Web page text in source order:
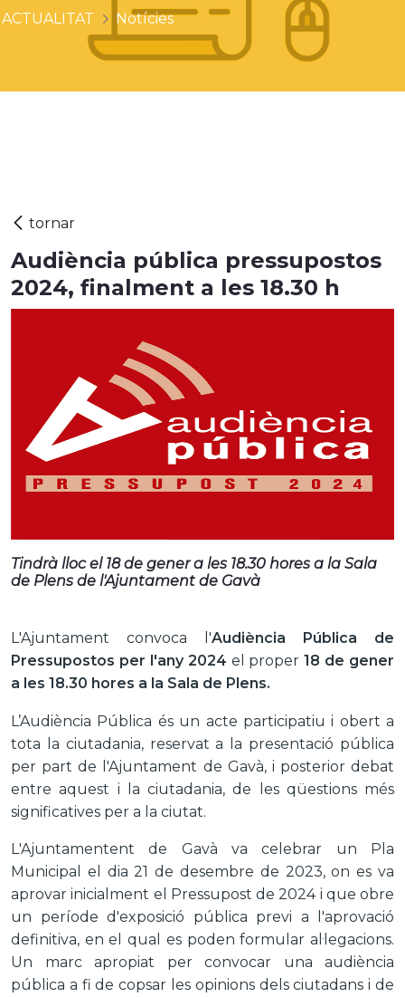
ACTUALITAT Notícies
Audiència pública pressupostos
2024, finalment a les 18.30 h
Tindrà lloc el 18 de gener a les 18.30 hores a la Sala
de Plens de l'Ajuntament de Gavà
L'Ajuntament convoca l'Audiència Pública de
Pressupostos per l'any 2024 el proper18 de gener
a les 18.30 hores a la Sala de Plens.
L’Audiència Pública és un acte participatiu i obert a
tota la ciutadania, reservat a la presentació pública
per part de l'Ajuntament de Gavà, i posterior debat
entre aquest i la ciutadania, de les qüestions més
significatives per a la ciutat.
L'Ajuntamentent de Gavà va celebrar un Pla
Municipal el dia 21 de desembre de 2023, on es va
aprovar inicialment el Pressupost de 2024 i que obre
un període d'exposició pública previ a l'aprovació
definitiva, en el qual es poden formular al·legacions.
Un marc apropiat per convocar una audiència
pública a fi de copsar les opinions dels ciutadans i de